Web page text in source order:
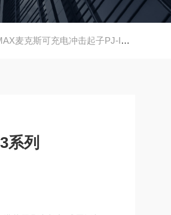
克斯可充电冲击起子PJ-ID153系列
系列